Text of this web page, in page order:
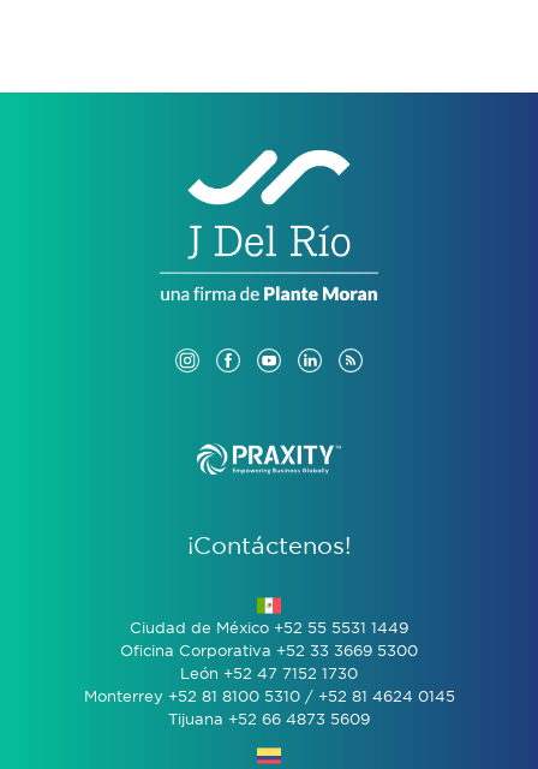
¡Contáctenos!
Ciudad de México +52 55 5531 1449
Oficina Corporativa +52 33 3669 5300
León +52 47 7152 1730
Monterrey +52 81 8100 5310 / +52 81 4624 0145
Tijuana +52 66 4873 5609